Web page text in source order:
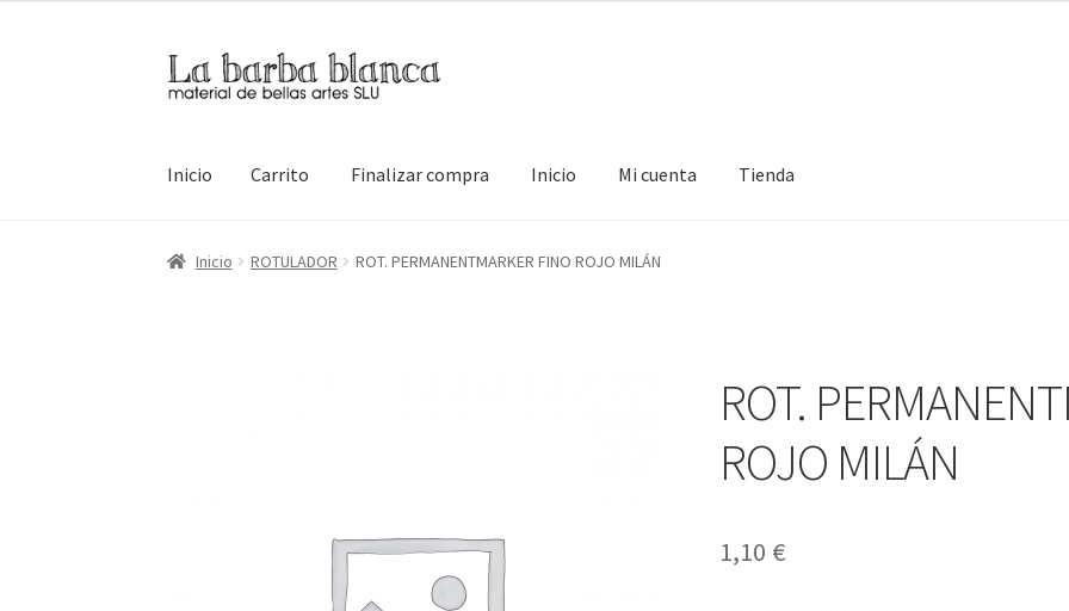
Ir
a
Ir
al
Inicio Carrito Finalizar compra Inicio Mi cuenta Tienda
Inicio Carrito Finalizar compraInicioMi cuentaTienda
Inicio ROTULADOR ROT. PERMANENTMARKER FINO ROJO MILÁN
ROT.
ROJO MILÁN
1,10 €